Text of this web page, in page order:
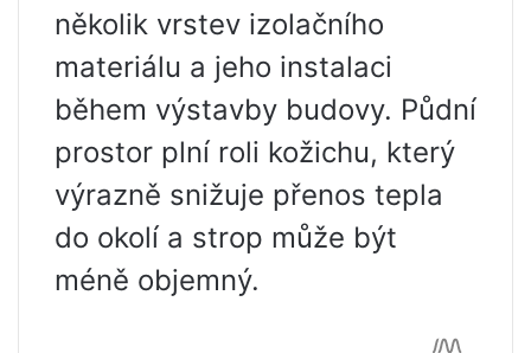
několik vrstev izolačního
materiálu a jeho instalaci
během výstavby budovy. Půdní
prostor plní roli kožichu, který
výrazně snižuje přenos tepla
do okolí a strop může být
méně objemný.